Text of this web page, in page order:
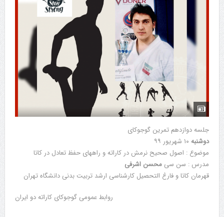
جلسه دوازدهم تمرین گوجوکای
دوشنبه۱۰ شهریور ۹۹
موضوع : اصول صحیح نرمش در کاراته و راههای حفظ تعادل در کاتا
مدرس : سن سی محسن اشرفی
قهرمان کاتا و فارغ التحصیل کارشناسی ارشد تربیت بدنی دانشگاه تهران
روابط عمومی گوجوکای کاراته دو ایران